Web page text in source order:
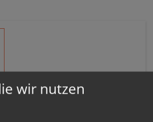
wir nutzen